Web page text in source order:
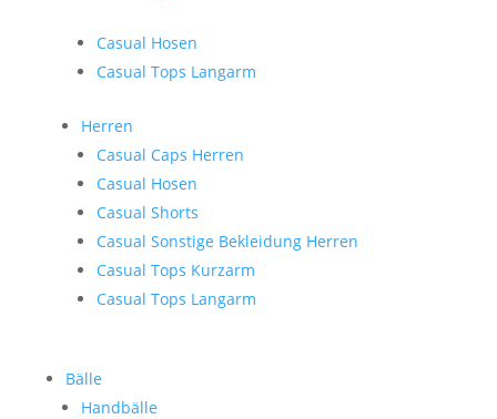
Casual Hosen
Casual Tops Langarm
Herren
Casual Caps Herren
Casual Hosen
Casual Shorts
Casual Sonstige Bekleidung Herren
Casual Tops Kurzarm
Casual Tops Langarm
Bälle
Handbälle